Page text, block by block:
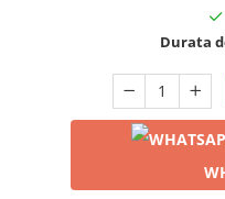
Durata